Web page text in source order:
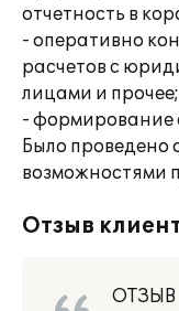
отчетность в
- оперативно
расчетов с
лицами и прочее;
- формирование
Было проведено
возможностями
Отзыв
ОТЗЫВ